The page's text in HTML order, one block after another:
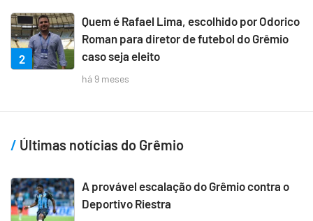
2
Quem é Rafael Lima, escolhido por Odorico
Roman para diretor de futebol do Grêmio
caso seja eleito
há 9 meses
Últimas notícias do Grêmio
A provável escalação do Grêmio contra o
Deportivo Riestra